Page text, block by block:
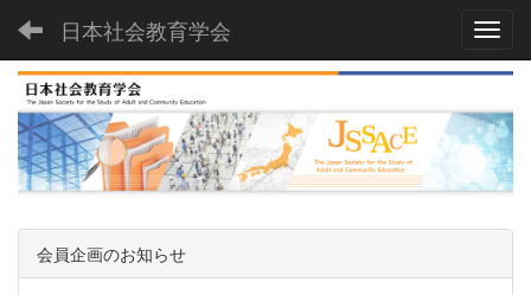
日本社会教育学会
会員企画のお知らせ